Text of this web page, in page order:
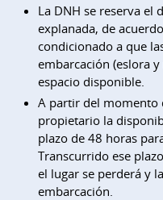
La DNH se reserva el
explanada, de
condicionado a que
embarcación (eslora
espacio disponible.
A partir del momento
propietario la
plazo de 48 horas
Transcurrido ese
el lugar se perderá y
embarcación.